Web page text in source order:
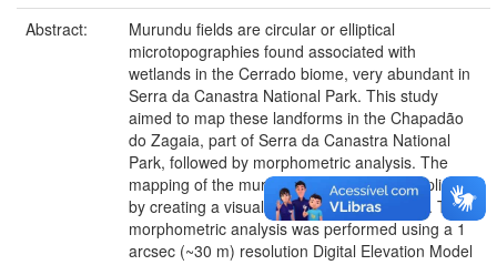
Abstract:
Murundu fields are circular or elliptical
microtopographies found associated with
wetlands in the Cerrado biome, very abundant in
Serra da Canastra National Park. This study
aimed to map these landforms in the Chapadão
do Zagaia, part of Serra da Canastra National
Park, followed by morphometric analysis. The
mapping of the murundu fields was accomplished
by creating a visual interpretation standard. The
morphometric analysis was performed using a 1
arcsec (~30 m) resolution Digital Elevation Model